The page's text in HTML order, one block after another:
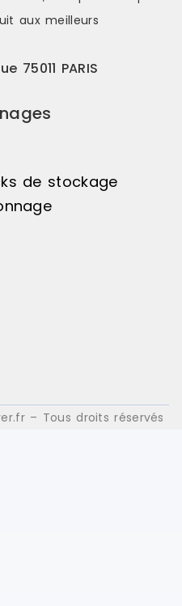
aux meilleurs
75011 PARIS
de stockage
– Tous droits réservés